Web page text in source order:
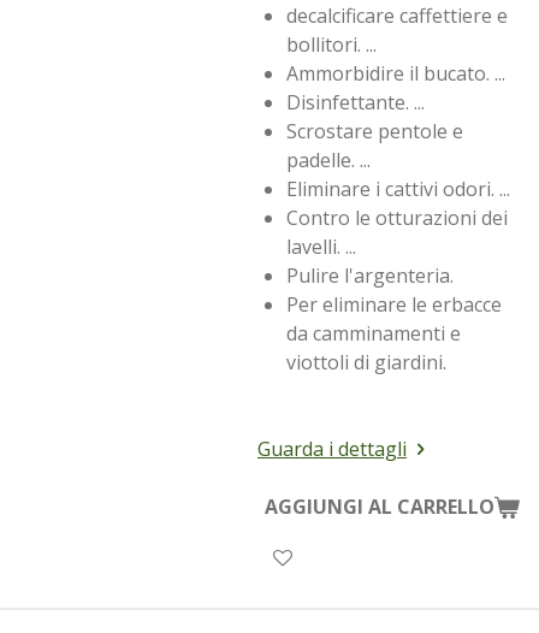
decalcificare caffettiere e
bollitori. ...
Ammorbidire il bucato. ...
Disinfettante. ...
Scrostare pentole e
padelle. ...
Eliminare i cattivi odori. ...
Contro le otturazioni dei
lavelli. ...
Pulire l'argenteria.
Per eliminare le erbacce
da camminamenti e
viottoli di giardini.
Guarda i dettagli
AGGIUNGI AL CARRELLO